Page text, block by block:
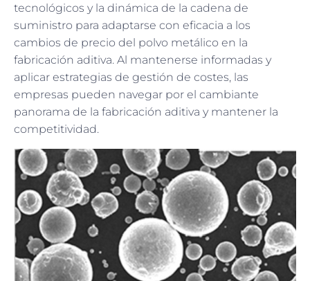
tecnológicos y la dinámica de la cadena de
suministro para adaptarse con eficacia a los
cambios de precio del polvo metálico en la
fabricación aditiva. Al mantenerse informadas y
aplicar estrategias de gestión de costes, las
empresas pueden navegar por el cambiante
panorama de la fabricación aditiva y mantener la
competitividad.